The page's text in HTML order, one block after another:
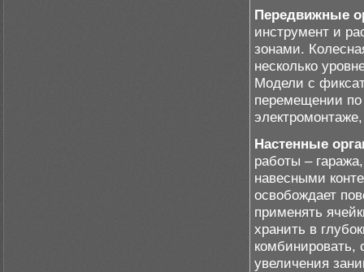
Передвижные
инструмент и
зонами.
несколько
Модели с
перемещении по
Настенные
работы –
навесными
освобождает
применять
хранить в
комбинировать,
увеличения